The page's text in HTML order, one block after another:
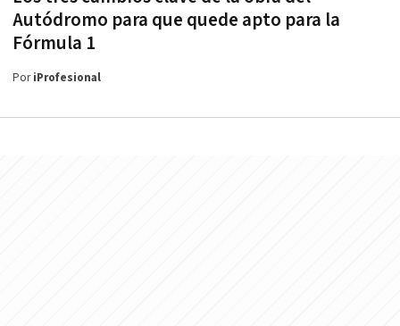
Autódromo para que quede apto para la
Fórmula 1
PoriProfesional